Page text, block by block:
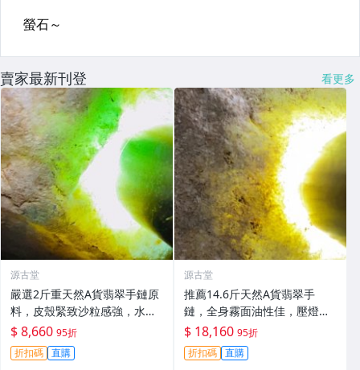
賣家最新刊登 看更多
源古堂
嚴選2斤重天然A貨翡翠手鏈原
料，皮殼緊致沙粒感強，水頭
極佳種水足，適合鑲嵌掛件或
雕刻創作#翡翠 #天然翡翠 #原
石
$ 8,660 95折
折扣碼 直購
源古堂
推薦14.6斤天然A貨翡翠手
鏈，全身霧面油性佳，壓燈水
長起冰，適合收藏與把玩。 翡
翠 天然翡翠 A貨翡翠玉石
$ 18,160 95折
折扣碼 直購